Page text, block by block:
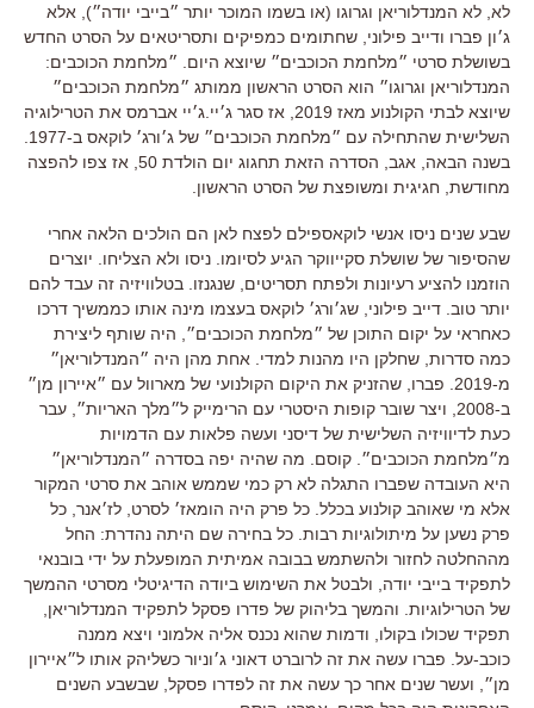
לא לא המנדלוריאן וגרוגו (או בשמו המוכר יותר ״בייבי יודה״), אלא
ג׳ון פברו ודייב פילוני שחתומים כמפיקים ותסריטאים על הסרט החדש
בשושלת סרטי ״מלחמת הכוכבים״ שיוצא היום
״מלחמת הכוכבים:
המנדלוריאן וגרוגו״ הוא הסרט הראשון ממותג ״מלחמת הכוכבים״
שיוצא לבתי הקולנוע מאז 2019, אז סגר ג׳יי ג׳יי אברמס את הטרילוגיה
השלישית שהתחילה עם ״מלחמת הכוכבים״ של ג׳ורג׳ לוקאס ב-1977.
בשנה הבאה
אגב הסדרה הזאת תחגוג יום הולדת 50, אז צפו להפצה
מחודשת חגיגית ומשופצת של הסרט הראשון
שבע שנים ניסו אנשי לוקאספילם לפצח לאן הם הולכים הלאה אחרי
שהסיפור של שושלת סקייווקר הגיע לסיומו ניסו ולא הצליחו
יוצרים
הוזמנו להציע רעיונות ולפתח תסריטים שנגנזו בטלוויזיה זה עבד להם
יותר טוב דייב פילוני שג׳ורג׳ לוקאס בעצמו מינה אותו כממשיך דרכו
כאחראי על יקום התוכן של ״מלחמת הכוכבים״
היה שותף ליצירת
כמה סדרות שחלקן היו מהנות למדי
אחת מהן היה ״המנדלוריאן״
מ-2019. פברו שהזניק את היקום הקולנועי של מארוול עם ״איירון מן״
ב-2008, ויצר שובר קופות היסטרי עם הרימייק ל״מלך האריות״ עבר
כעת לדיוויזיה השלישית של דיסני ועשה פלאות עם הדמויות
מ״מלחמת הכוכבים״ קוסם
מה שהיה יפה בסדרה ״המנדלוריאן״
היא העובדה שפברו התגלה לא רק כמי שממש אוהב את סרטי המקור
אלא מי שאוהב קולנוע בכלל כל פרק היה הומאז׳ לסרט לז׳אנר כל
פרק נשען על מיתולוגיות רבות כל בחירה שם היתה נהדרת: החל
מההחלטה לחזור ולהשתמש בבובה אמיתית המופעלת על ידי בובנאי
לתפקיד בייבי יודה
ולבטל את השימוש ביודה הדיגיטלי מסרטי ההמשך
של הטרילוגיות והמשך בליהוק של פדרו פסקל לתפקיד המנדלוריאן
תפקיד שכולו בקולו
ודמות שהוא נכנס אליה אלמוני ויצא ממנה
כוכב-על . פברו עשה את זה לרוברט דאוני ג׳וניור כשליהק אותו ל״איירון
מן״, ועשר שנים אחר כך עשה את זה לפדרו פסקל, שבשבע השנים